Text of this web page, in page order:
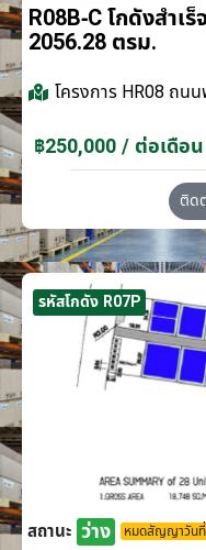
R08B-C โกดังสำเ
2056.28 ตรม.
โครงการ HR08 ถนน
฿250,000 / ต่อเดือน
ติด
รหัสโกดัง R07P
สถานะ ว่าง หมดสัญญาวัน